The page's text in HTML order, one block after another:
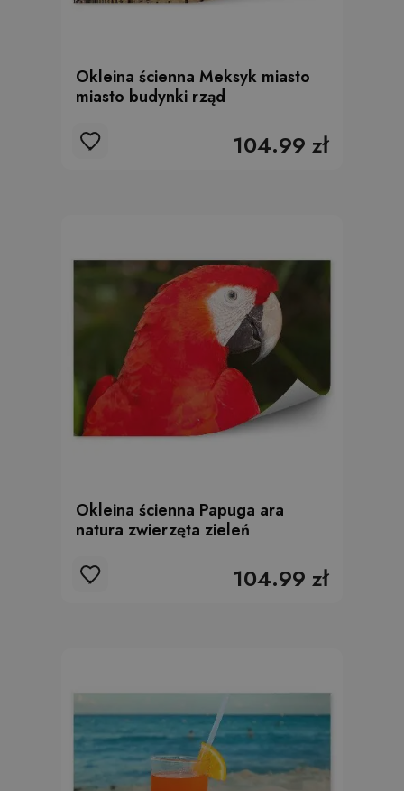
Okleina ścienna Meksyk miasto
miasto budynki rząd
104.99 zł
Okleina ścienna Papuga ara
natura zwierzęta zieleń
104.99 zł